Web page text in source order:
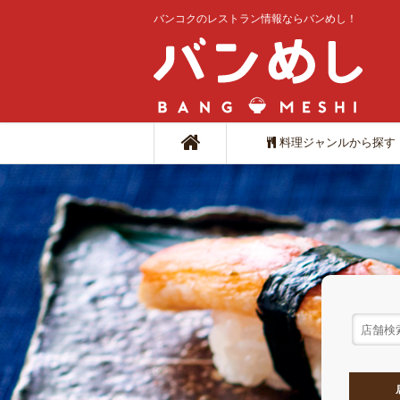
バンコクのレストラン情報ならバンめし！
料理ジャンルから探す